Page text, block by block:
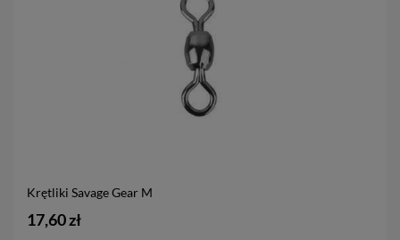
Krętliki Savage Gear M
17,60 zł